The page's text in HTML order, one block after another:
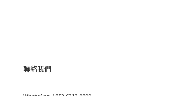
聯絡我們